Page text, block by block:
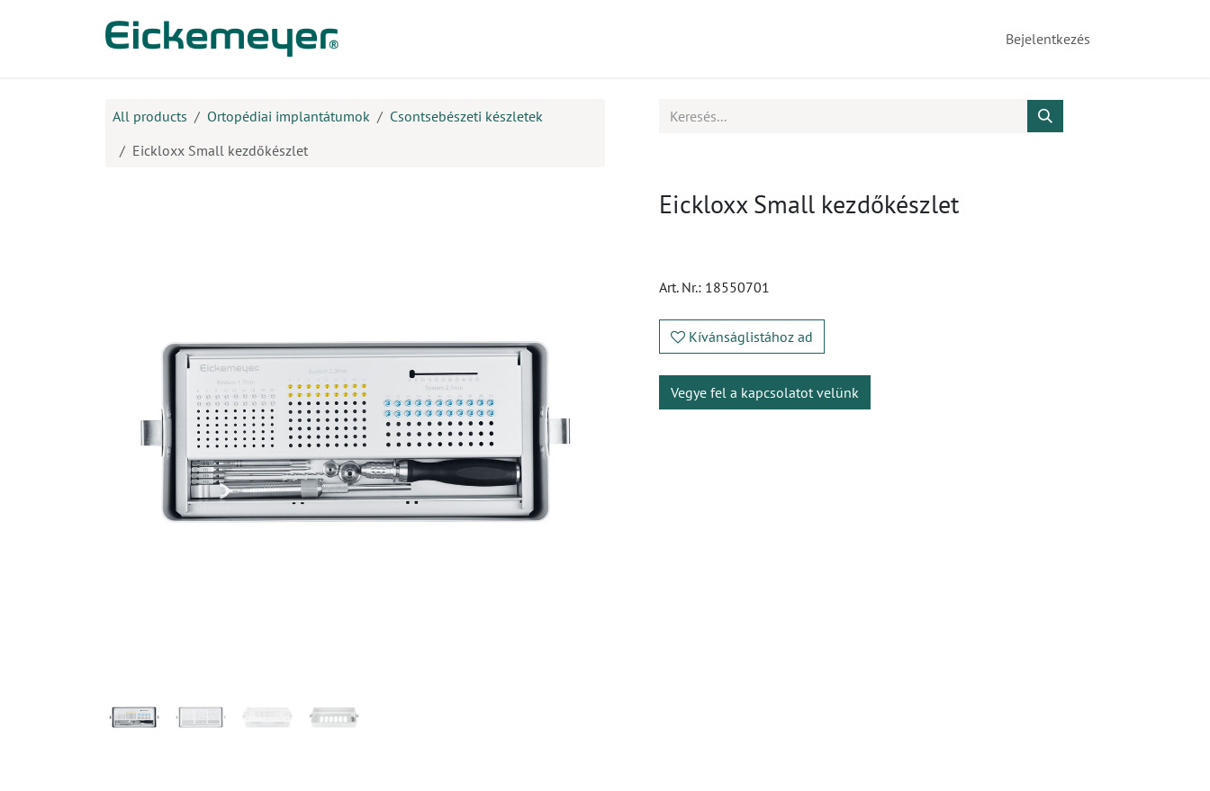
Bejelentkezés
All products Ortopédiai implantátumok
Csontsebészeti készletek
Eickloxx Small kezdőkészlet
Eickloxx Small kezdőkészlet
Art. Nr.: 18550701
Kívánságlistához ad
Vegye fel a kapcsolatot velünk